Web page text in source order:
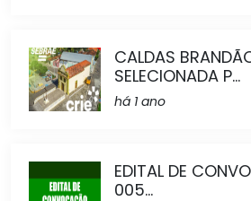
CALDAS
SELECIONADA P...
há 1 ano
EDITAL DE
005...